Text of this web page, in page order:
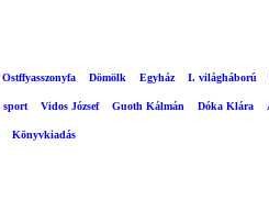
Ostffyasszonyfa Dömölk Egyház I. világháború
sport Vidos József Guoth Kálmán Dóka Klára
Könyvkiadás